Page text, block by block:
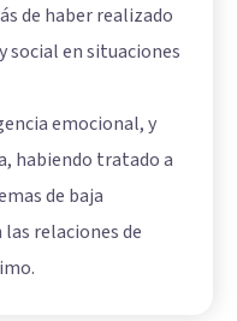
de haber realizado
social en situaciones
emocional, y
habiendo tratado a
de baja
relaciones de